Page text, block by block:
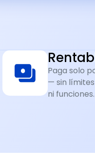
Paga solo
— sin
ni funciones.